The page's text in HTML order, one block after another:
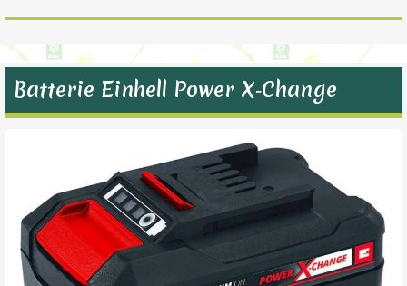
Batterie Einhell Power X‑Change